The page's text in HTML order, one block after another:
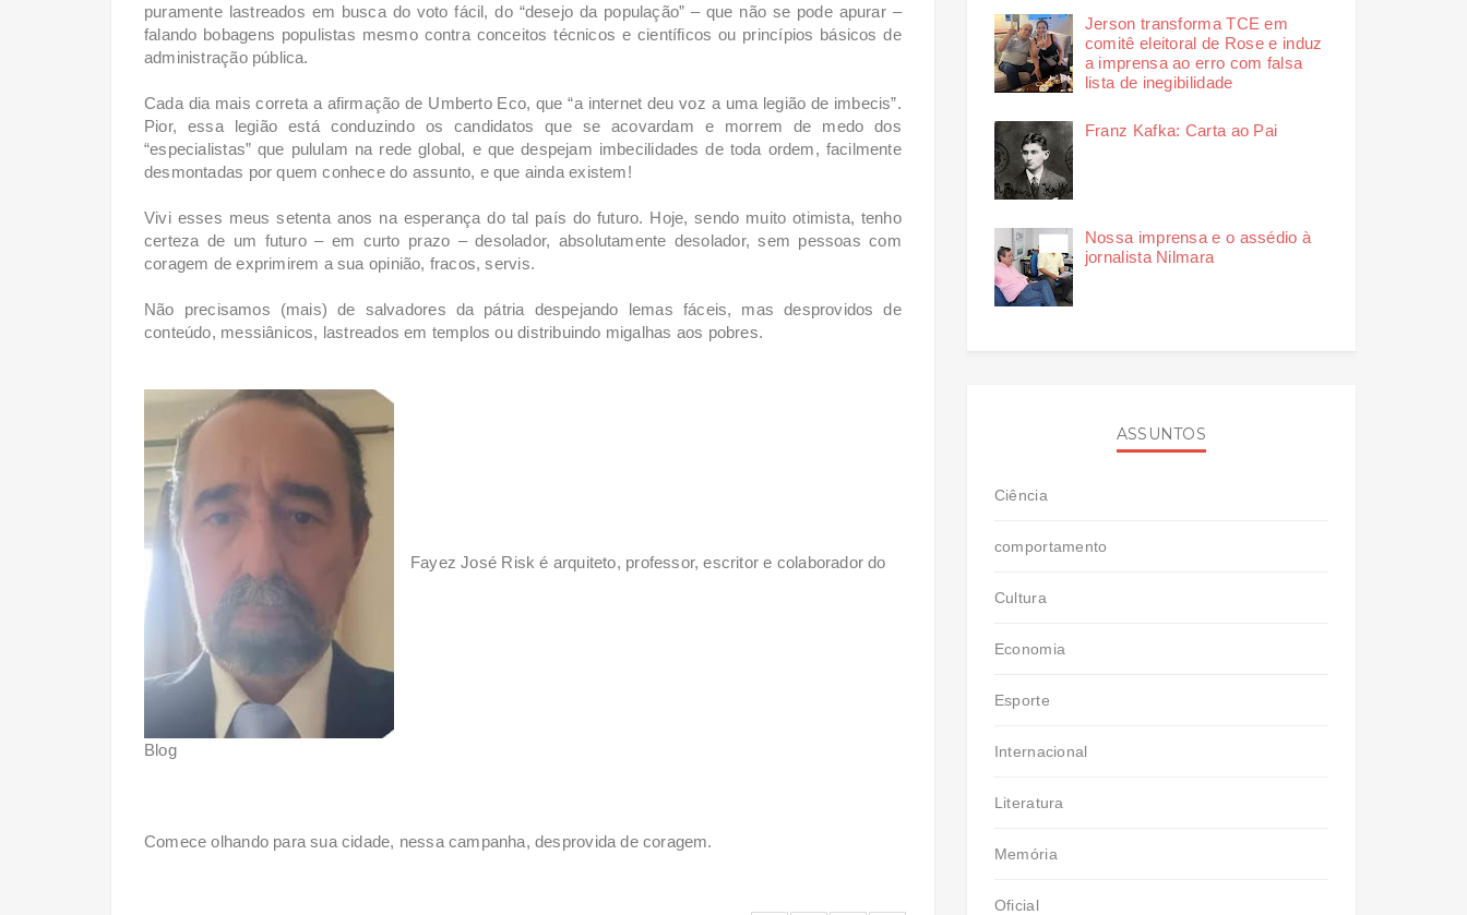
puramente lastreados em busca do voto fácil, do “desejo da população” – que não se pode apurar –
falando bobagens populistas mesmo contra conceitos técnicos e científicos ou princípios básicos de
administração pública.
Cada dia mais correta a afirmação de Umberto Eco, que “a internet deu voz a uma legião de imbecis”.
Pior, essa legião está conduzindo os candidatos que se acovardam e morrem de medo dos
“especialistas” que pululam na rede global, e que despejam imbecilidades de toda ordem, facilmente
desmontadas por quem conhece do assunto, e que ainda existem!
Vivi esses meus setenta anos na esperança do tal país do futuro. Hoje, sendo muito otimista, tenho
certeza de um futuro – em curto prazo – desolador, absolutamente desolador, sem pessoas com
coragem de exprimirem a sua opinião, fracos, servis.
Não precisamos (mais) de salvadores da pátria despejando lemas fáceis, mas desprovidos de
conteúdo, messiânicos, lastreados em templos ou distribuindo migalhas aos pobres.
Fayez José Risk é arquiteto, professor, escritor e colaborador do
Blog
Comece olhando para sua cidade, nessa campanha, desprovida de coragem.
Jerson transforma TCE em
comitê eleitoral de Rose e induz
a imprensa ao erro com falsa
lista de inegibilidade
Franz Kafka: Carta ao Pai
Nossa imprensa e o assédio à
jornalista Nilmara
ASSUNTOS
Ciência
comportamento
Cultura
Economia
Esporte
Internacional
Literatura
Memória
Oficial